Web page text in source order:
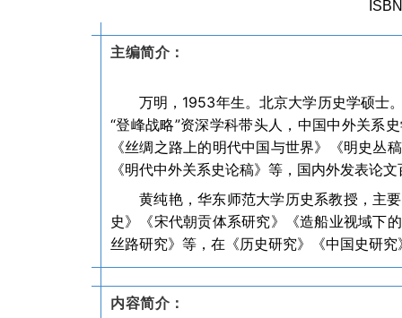
主编简介：
万明，1953年生。北京大学历史学硕士
“登峰战略”资深学科带头人，中国中外关系
《丝绸之路上的明代中国与世界》《明史丛
《明代中外关系史论稿》等，国内外发表论
黄纯艳，华东师范大学历史系教授，主
史》《宋代朝贡体系研究》《造船业视域下
丝路研究》等，在《历史研究》《中国史研
内容简介：